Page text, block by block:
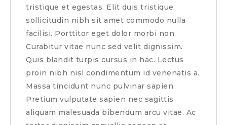
tristique et egestas. Elit duis tristique
sollicitudin nibh sit amet commodo nulla
facilisi. Porttitor eget dolor morbi non.
Curabitur vitae nunc sed velit dignissim.
Quis blandit turpis cursus in hac. Lectus
proin nibh nisl condimentum id venenatis a.
Massa tincidunt nunc pulvinar sapien.
Pretium vulputate sapien nec sagittis
aliquam malesuada bibendum arcu vitae. Ac